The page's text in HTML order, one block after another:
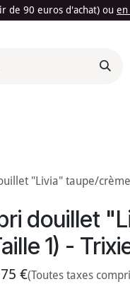
de 90 euros d'achat) ou
"Livia" taupe/
douillet
1) -
€(Toutes taxes